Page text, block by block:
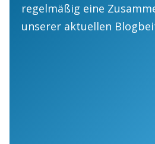
regelmäßig eine
unserer aktuellen